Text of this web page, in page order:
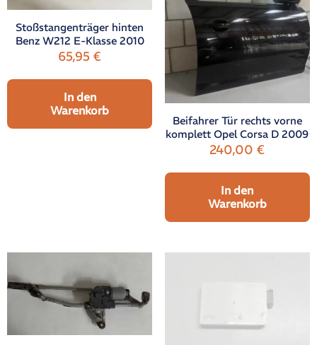
Stoßstangenträger hinten
Benz W212 E-Klasse 2010
65,95€
In den
Warenkorb
Beifahrer Tür rechts vorne
komplett Opel Corsa D 2009
240,00€
In den
Warenkorb